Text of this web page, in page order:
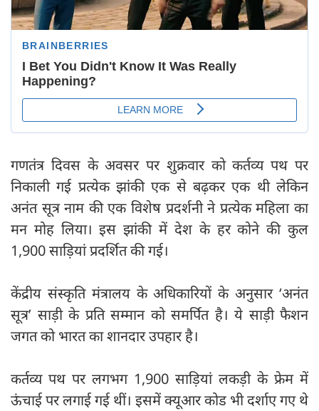
गणतंत्र दिवस के अवसर पर शुक्रवार को कर्तव्य पथ पर
निकाली गई प्रत्येक झांकी एक से बढ़कर एक थी लेकिन
अनंत सूत्र नाम की एक विशेष प्रदर्शनी ने प्रत्येक महिला का
मन मोह लिया। इस झांकी में देश के हर कोने की कुल
1,900 साड़ियां प्रदर्शित की गई।
केंद्रीय संस्कृति मंत्रालय के अधिकारियों के अनुसार ‘अनंत
सूत्र’ साड़ी के प्रति सम्मान को समर्पित है। ये साड़ी फैशन
जगत को भारत का शानदार उपहार है।
कर्तव्य पथ पर लगभग 1,900 साड़ियां लकड़ी के फ्रेम में
ऊंचाई पर लगाई गई थीं। इसमें क्यूआर कोड भी दर्शाए गए थे